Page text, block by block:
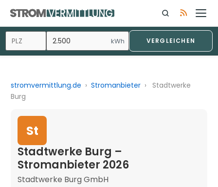
kWh VERGLEICHEN
stromvermittlung.de › Stromanbieter ›
Stadtwerke
Burg
St
Stadtwerke Burg –
Stromanbieter 2026
Stadtwerke Burg GmbH